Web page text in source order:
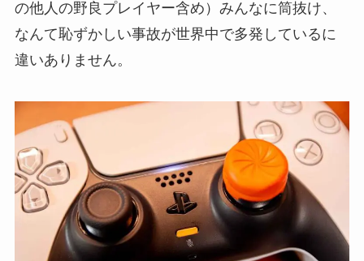
の他人の野良プレイヤー含め）みんなに筒抜け、
なんて恥ずかしい事故が世界中で多発しているに
違いありません。